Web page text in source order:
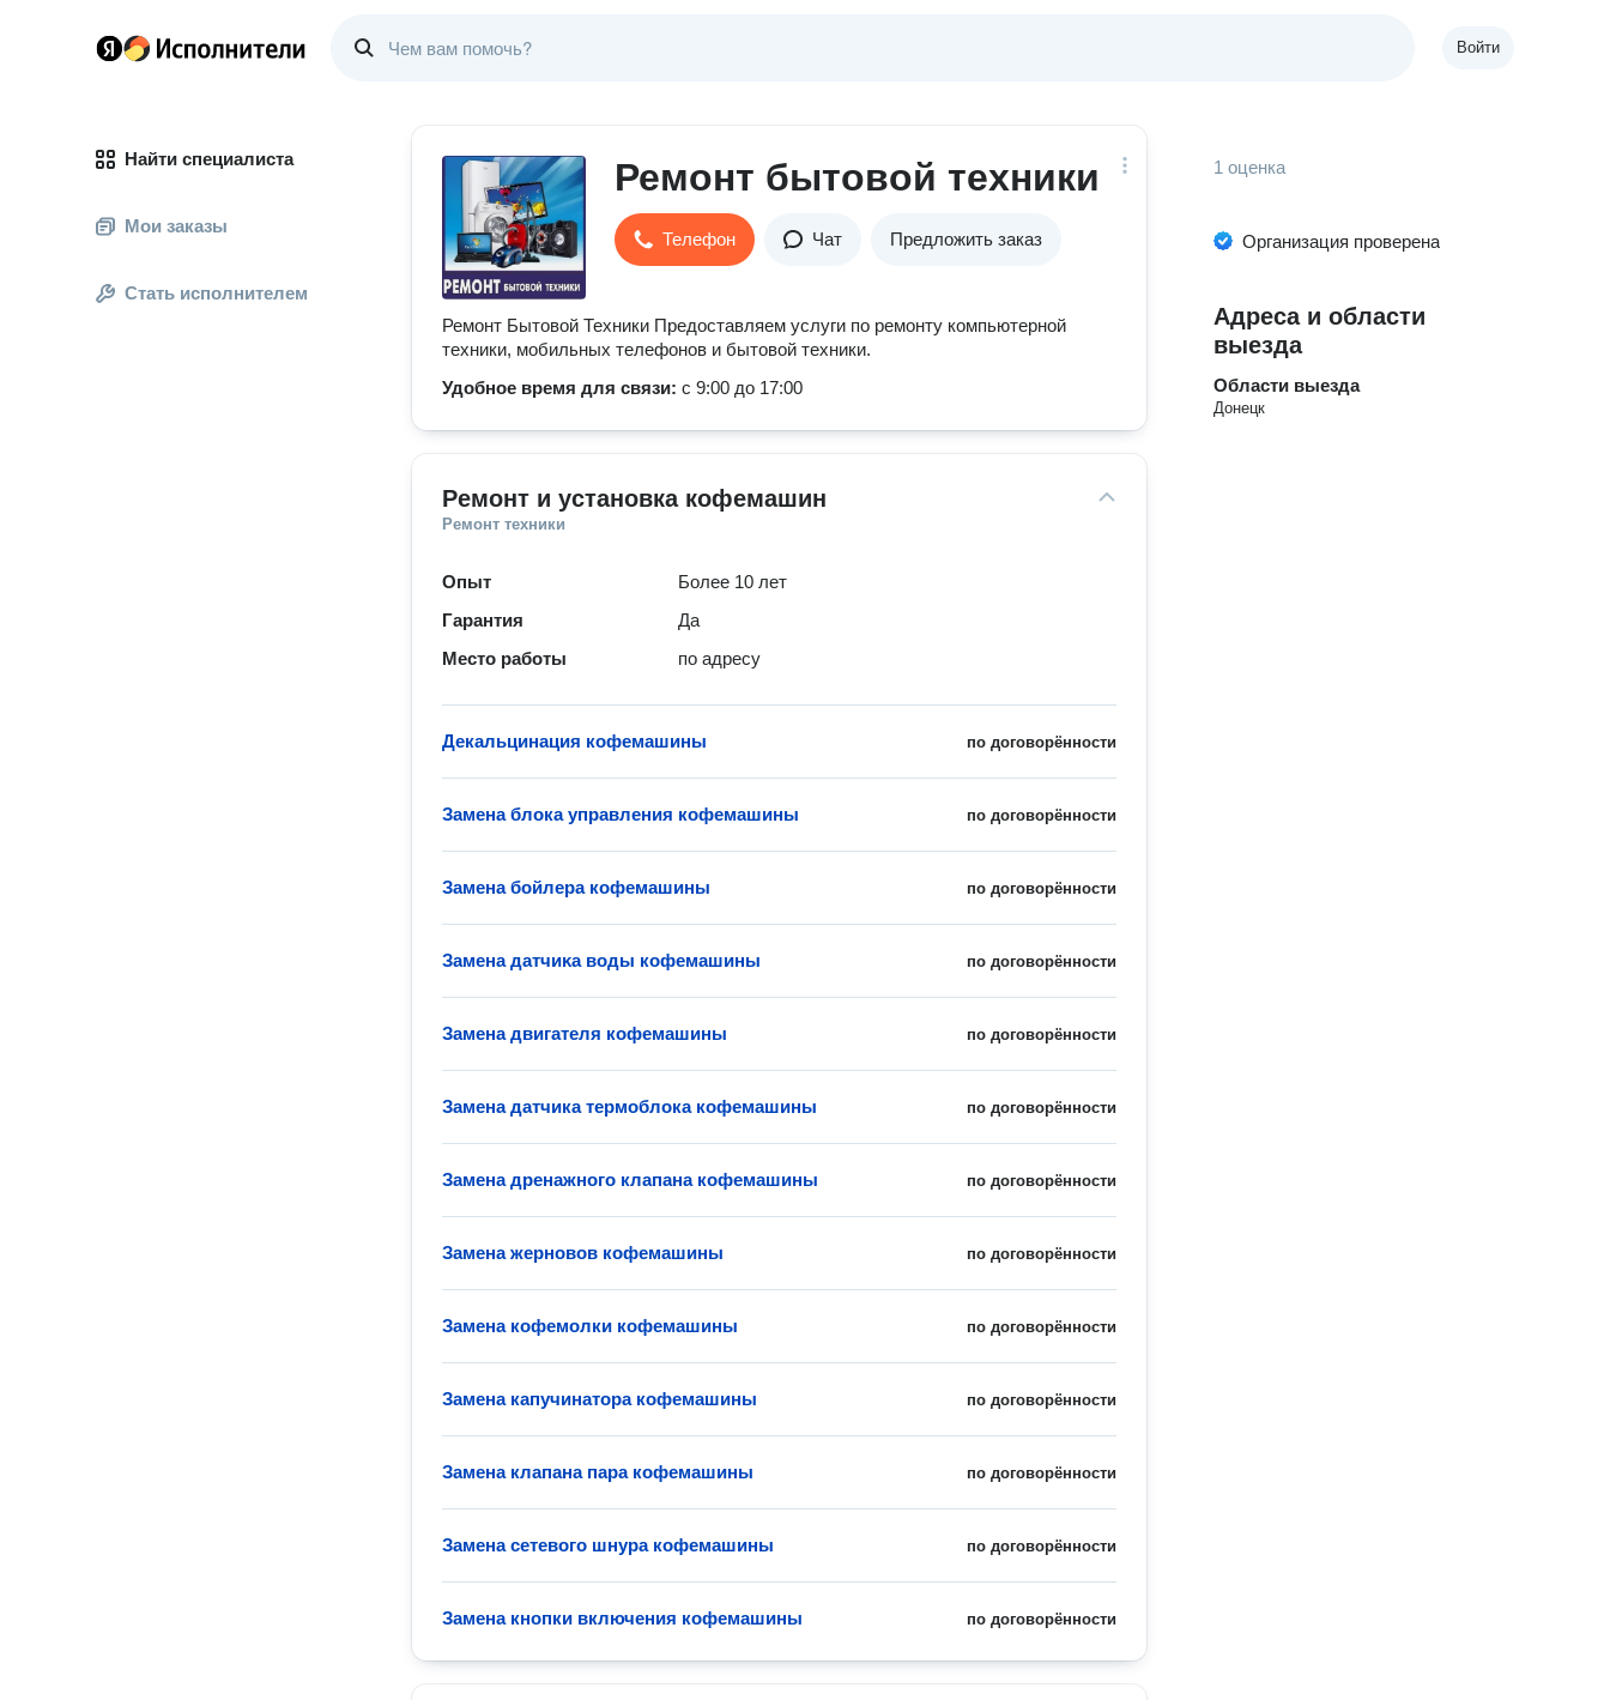
Войти
Найти специалиста
Мои заказы
Стать исполнителем
Ремонт бытовой техники
Телефон Чат Предложить заказ
Ремонт Бытовой Техники Предоставляем услуги по ремонту компьютерной
техники, мобильных телефонов и бытовой техники.
Удобное время для связи: с 9:00 до 17:00
Ремонт и установка кофемашин
Ремонт техники
Опыт
Более 10 лет
Гарантия
Да
Место работы
по адресу
по договорённости
Декальцинация кофемашины
по договорённости
Замена блока управления кофемашины
по договорённости
Замена бойлера кофемашины
по договорённости
Замена датчиĸа воды кофемашины
по договорённости
Замена двигателя кофемашины
по договорённости
Замена датчика термоблока кофемашины
по договорённости
Замена дренажного клапана кофемашины
по договорённости
Замена жерновов кофемашины
по договорённости
Замена кофемолки кофемашины
по договорённости
Замена капучинатора кофемашины
по договорённости
Замена клапана пара кофемашины
по договорённости
Замена сетевого шнура кофемашины
по договорённости
Замена кнопки включения кофемашины
1 оценка
Организация проверена
Адреса и области
выезда
Области выезда
Донецк